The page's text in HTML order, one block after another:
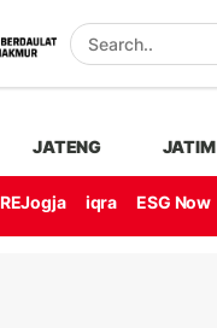
JATENG JATIM
REJogja iqra ESG Now